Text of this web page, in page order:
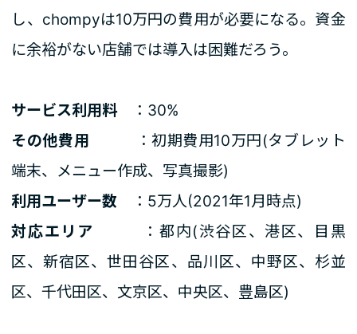
し、chompyは10万円の費用が必要になる。資金
に余裕がない店舗では導入は困難だろう。
サービス利用料：30%
その他費用 ：初期費用10万円(タブレット
端末、メニュー作成、写真撮影)
利用ユーザー数 ：5万人(2021年1月時点)
対応エリア ：都内(渋谷区、港区、目黒
区、新宿区、世田谷区、品川区、中野区、杉並
区、千代田区、文京区、中央区、豊島区)